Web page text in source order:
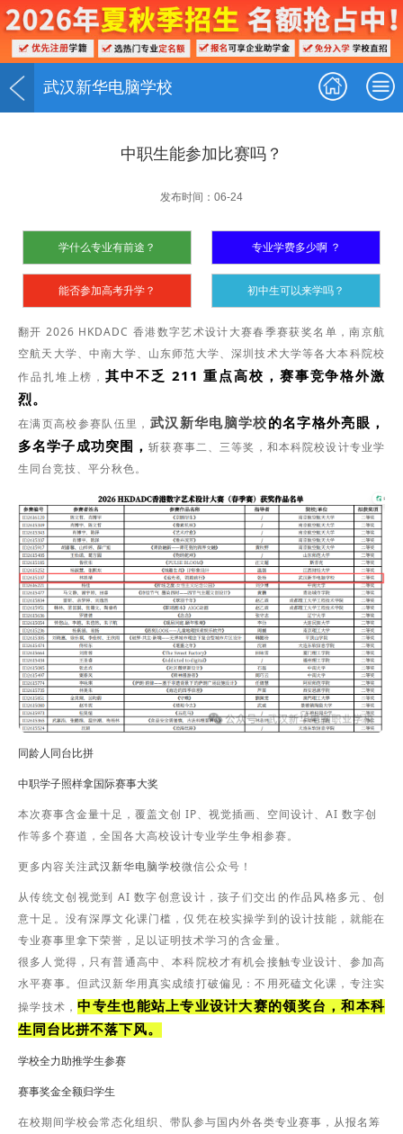
武汉新华电脑学校
中职生能参加比赛吗？
发布时间：06-24
学什么专业有前途？
能否参加高考升学？
专业学费多少啊 ？
初中生可以来学吗？
翻开 2026 HKDADC 香港数字艺术设计大赛春季赛获奖名单，南京航
空航天大学、中南大学、山东师范大学、深圳技术大学等各大本科院校
作品扎堆上榜，其中不乏 211 重点高校 ，赛事竞争格外激
烈。
在满页高校参赛队伍里， 武汉新华电脑学校的名字格外亮眼，
多名学子成功突围，斩获赛事二、三等奖，和本科院校设计专业学
生同台竞技、平分秋色。
同龄人同台比拼
中职学子照样拿国际赛事大奖
本次赛事含金量十足，覆盖文创 IP、视觉插画、空间设计、AI 数字创
作等多个赛道，全国各大高校设计专业学生争相参赛。
更多内容关注武汉新华电脑学校微信公众号！
从传统文创视觉到 AI 数字创意设计，孩子们交出的作品风格多元、创
意十足。没有深厚文化课门槛，仅凭在校实操学到的设计技能，就能在
专业赛事里拿下荣誉，足以证明技术学习的含金量。
很多人觉得，只有普通高中、本科院校才有机会接触专业设计、参加高
水平赛事。但武汉新华用真实成绩打破偏见：不用死磕文化课，专注实
操学技术，中专生也能站上专业设计大赛的领奖台，和本科
生同台比拼不落下风。
学校全力助推学生参赛
赛事奖金全额归学生
在校期间学校会常态化组织、带队参与国内外各类专业赛事，从报名筹